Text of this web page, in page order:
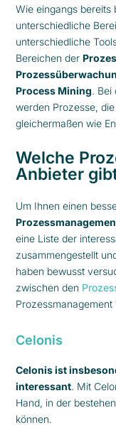
Wie eingangs bereits
unterschiedliche
unterschiedliche
Bereichen der
Process Mining. Bei
werden Prozesse,
gleichermaßen wie
Welche
Anbieter
Um Ihnen einen
eine Liste der
zusammengestellt
haben bewusst
zwischen den
Celonis
Celonis ist
interessant. Mit
Hand, in der
können.